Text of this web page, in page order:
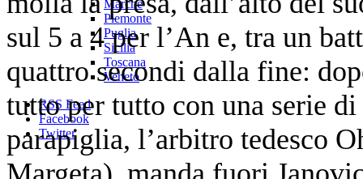
Marche
Piemonte
Puglia
Sicilia
Toscana
Veneto
RSS Feed
Facebook
Twitter
sul 5 a 4 per l’An e, tra un
quattro secondi dalla fine:
tutto per tutto con una serie
parapiglia, l’arbitro tedesco